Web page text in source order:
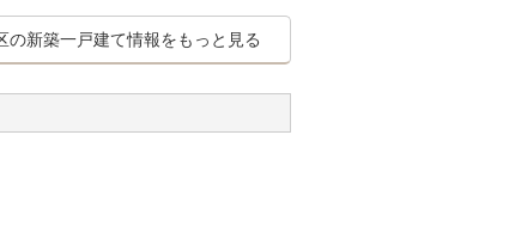
の新築一戸建て情報をもっと見る